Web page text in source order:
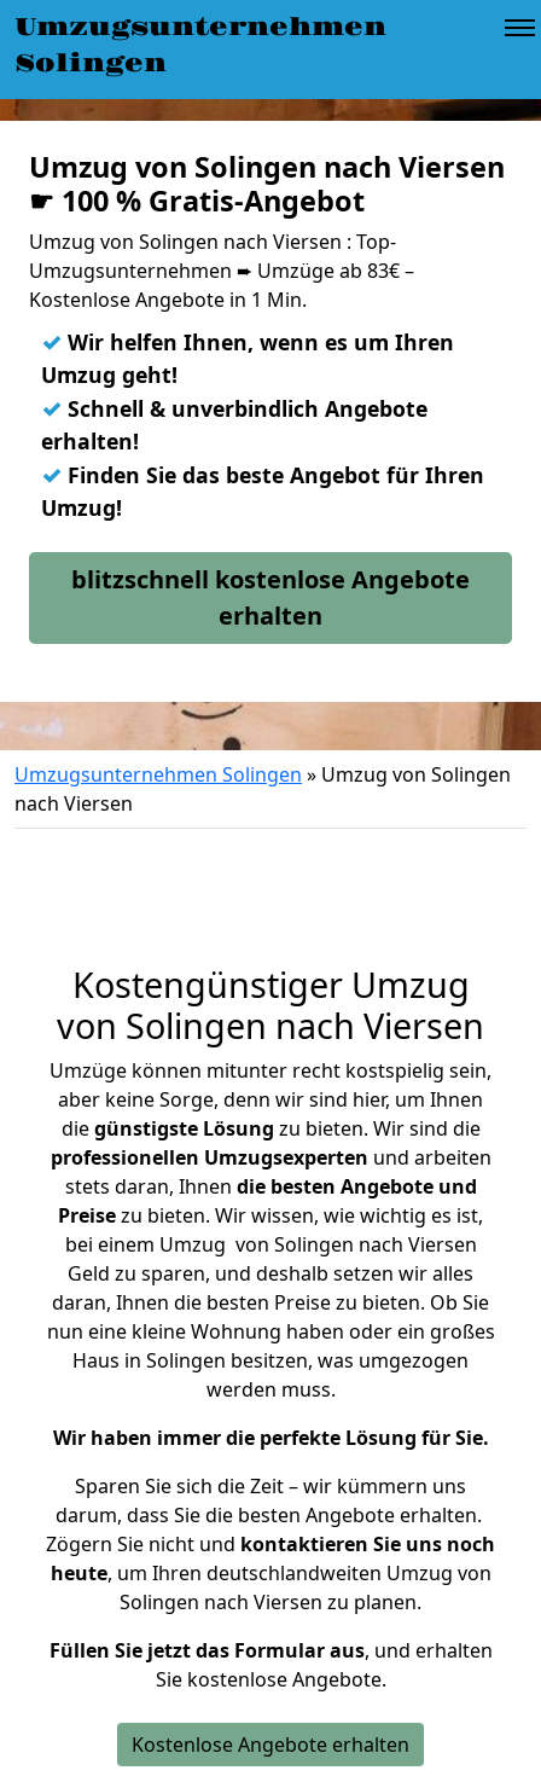
Umzugsunternehmen
Solingen
Umzug von Solingen nach Viersen
☛ 100 % Gratis-Angebot
Umzug von Solingen nach Viersen : Top-
Umzugsunternehmen ➨ Umzüge ab 83€ –
Kostenlose Angebote in 1 Min.
✓ Wir helfen Ihnen, wenn es um Ihren
Umzug geht!
✓ Schnell & unverbindlich Angebote
erhalten!
✓ Finden Sie das beste Angebot für Ihren
Umzug!
blitzschnell kostenlose Angebote
erhalten
Umzugsunternehmen Solingen » Umzug von Solingen
nach Viersen
Kostengünstiger Umzug
von Solingen nach Viersen
Umzüge können mitunter recht kostspielig sein,
aber keine Sorge, denn wir sind hier, um Ihnen
diegünstigste Lösung zu bieten. Wir sind die
professionellen Umzugsexperten und arbeiten
stets daran, Ihnen die besten Angebote und
Preisezu bieten. Wir wissen, wie wichtig es ist,
bei einem Umzug von Solingen nach Viersen
Geld zu sparen, und deshalb setzen wir alles
daran, Ihnen die besten Preise zu bieten. Ob Sie
nun eine kleine Wohnung haben oder ein großes
Haus in Solingen besitzen, was umgezogen
werden muss.
Wir haben immer die perfekte Lösung für Sie.
Sparen Sie sich die Zeit – wir kümmern uns
darum, dass Sie die besten Angebote erhalten.
Zögern Sie nicht und kontaktieren Sie uns noch
heute, um Ihren deutschlandweiten Umzug von
Solingen nach Viersen zu planen.
Füllen Sie jetzt das Formular aus, und erhalten
Sie kostenlose Angebote.
Kostenlose Angebote erhalten